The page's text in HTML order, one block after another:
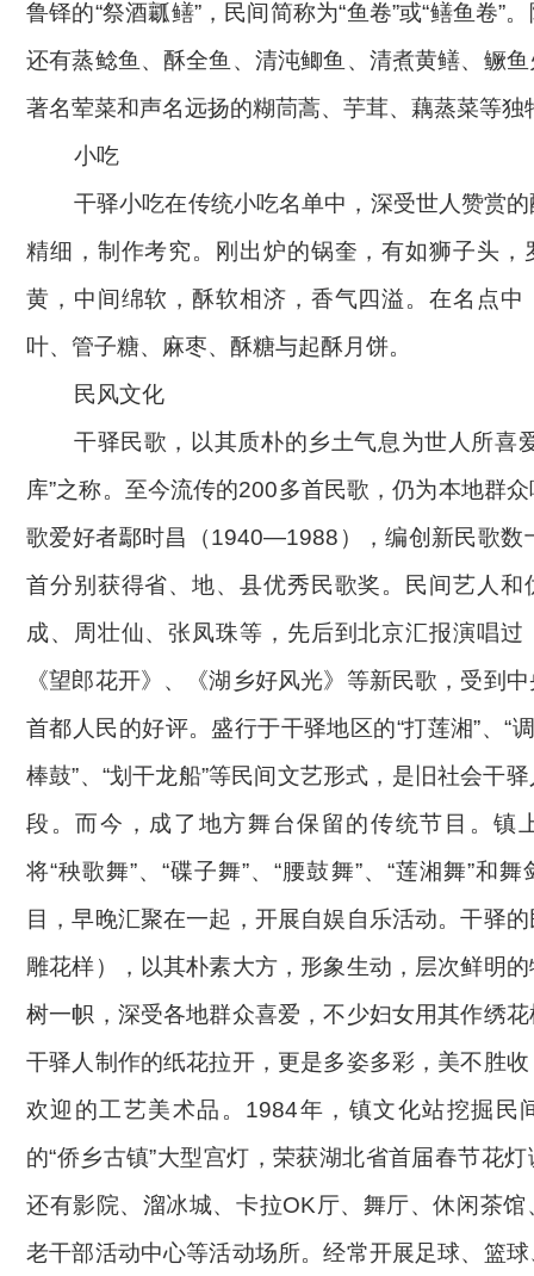
鲁铎的“祭酒瓤鳝”，民间简称为“鱼卷”或“鳝鱼卷”
还有蒸鲶鱼、酥全鱼、清沌鲫鱼、清煮黄鳝、鳜
著名荤菜和声名远扬的糊茼蒿、芋茸、藕蒸菜等独
小吃
干驿小吃在传统小吃名单中，深受世人赞赏
精细，制作考究。刚出炉的锅奎，有如狮子头，
黄，中间绵软，酥软相济，香气四溢。在名点中
叶、管子糖、麻枣、酥糖与起酥月饼。
民风文化
干驿民歌，以其质朴的乡土气息为世人所喜
库”之称。至今流传的200多首民歌，仍为本地群
歌爱好者鄢时昌（1940—1988），编创新民歌数
首分别获得省、地、县优秀民歌奖。民间艺人和
成、周壮仙、张凤珠等，先后到北京汇报演唱过
《望郎花开》、《湖乡好风光》等新民歌，受到
首都人民的好评。盛行于干驿地区的“打莲湘”、“
棒鼓”、“划干龙船”等民间文艺形式，是旧社会干
段。而今，成了地方舞台保留的传统节目。镇
将“秧歌舞”、“碟子舞”、“腰鼓舞”、“莲湘舞”和
目，早晚汇聚在一起，开展自娱自乐活动。干驿
雕花样），以其朴素大方，形象生动，层次鲜明
树一帜，深受各地群众喜爱，不少妇女用其作绣
干驿人制作的纸花拉开，更是多姿多彩，美不胜
欢迎的工艺美术品。1984年，镇文化站挖掘民
的“侨乡古镇”大型宫灯，荣获湖北省首届春节花
还有影院、溜冰城、卡拉OK厅、舞厅、休闲茶馆
老干部活动中心等活动场所。经常开展足球、篮